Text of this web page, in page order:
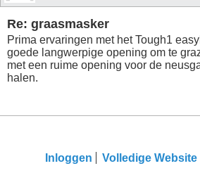
Re: graasmasker
Prima ervaringen met het Tough1
goede langwerpige opening om te
met een ruime opening voor de
halen.
Inloggen Volledige Website